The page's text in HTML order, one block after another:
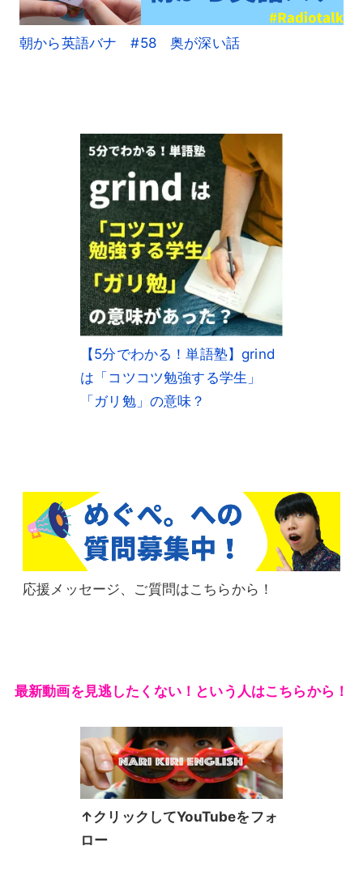
朝から英語バナ #58 奥が深い話
【5分でわかる！単語塾】grind
は「コツコツ勉強する学生」
「ガリ勉」の意味？
応援メッセージ、ご質問はこちらから！
最新動画を見逃したくない！という人はこちらから！
↑クリックしてYouTubeをフォ
ロー